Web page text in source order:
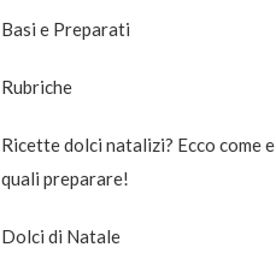
Basi e Preparati
Rubriche
Ricette dolci natalizi? Ecco come e
quali preparare!
Dolci di Natale